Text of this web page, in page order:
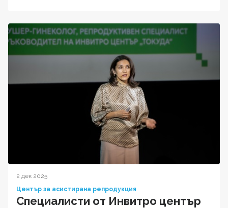
2 дек 2025
Център за асистирана репродукция
Специалисти от Инвитро център